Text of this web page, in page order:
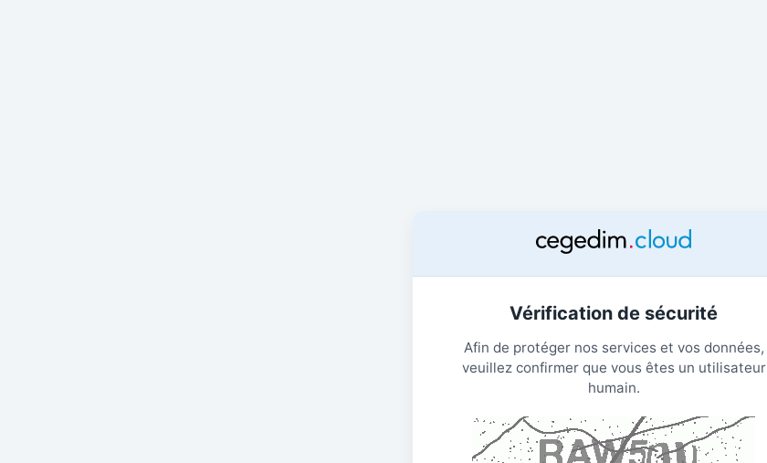
Vérification de sécurité
Afin de protéger nos services et vos données,
veuillez confirmer que vous êtes un utilisateur
humain.